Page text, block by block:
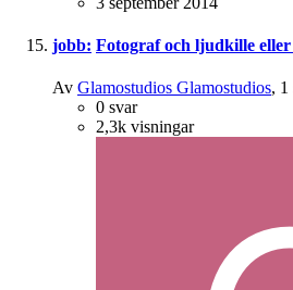
jobb: Fotograf och ljudkille eller
Av Glamostudios Glamostudios, 1
0 svar
2,3k visningar